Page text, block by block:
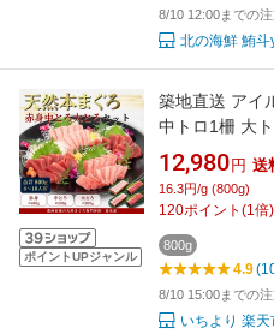
8/10 12:00までの
北の海鮮 鮪斗
ポイントUPジャンル
築地直送 アイ
中トロ1柵 大
刺身用 まぐろ
ト 贈答 お歳
量 送料無料 冷
12,980 円 送
16.3円/g (800g)
120ポイント (1倍)
800g
4.9
8/10 15:00までの
いちより 楽